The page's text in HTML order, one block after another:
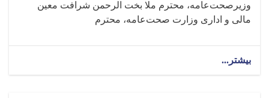
وزیرصحت‌عامه، محترم ملا بخت الرحمن شرافت معین
مالی و اداری وزارت صحت‌عامه، محترم
بیشتر...